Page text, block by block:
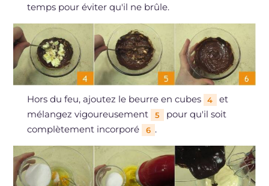
temps pour éviter qu'il ne brûle.
Hors du feu, ajoutez le beurre en cubes 4
et
mélangez vigoureusement
5
pour qu'il soit
complètement incorporé
6 .